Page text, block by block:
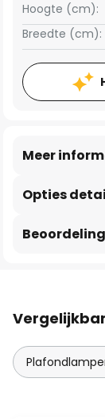
Breedte (cm):
Hoogte (cm):
Opties
Meer
Beoordeling